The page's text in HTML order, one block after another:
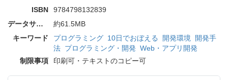
ISBN
9784798132839
データサイズ
約61.5MB
キーワード
プログラミング 10日でおぼえる 開発環境
開発手
法 プログラミング・開発 Web・アプリ開発
制限事項
印刷可・テキストのコピー可